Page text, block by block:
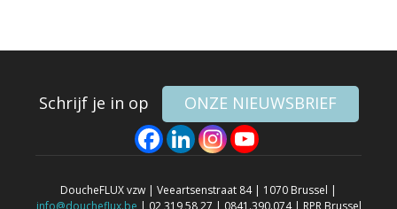
Schrijf je in op ONZE NIEUWSBRIEF
DoucheFLUX vzw | Veeartsenstraat 84 | 1070 Brussel |
info@doucheflux.be | 02 319 58 27 | 0841.390.074 | RPR Brussel